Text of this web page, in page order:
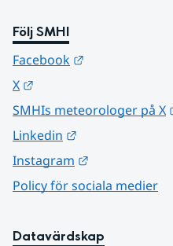
Följ SMHI
Facebook
X
SMHIs meteorologer på X
Linkedin
Instagram
Policy för sociala medier
Datavärdskap